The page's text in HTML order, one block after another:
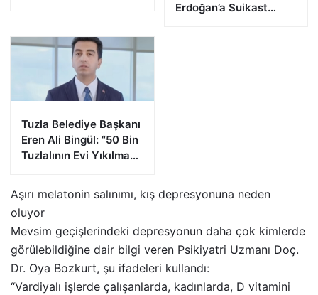
Erdoğan’a Suikast
Tuzla Belediye Başkanı
Eren Ali Bingül: “50 Bin
Tuzlalının Evi Yıkılma
Aşırı melatonin salınımı, kış depresyonuna neden
oluyor
Mevsim geçişlerindeki depresyonun daha çok kimlerde
görülebildiğine dair bilgi veren Psikiyatri Uzmanı Doç.
Dr. Oya Bozkurt, şu ifadeleri kullandı:
“Vardiyalı işlerde çalışanlarda, kadınlarda, D vitamini